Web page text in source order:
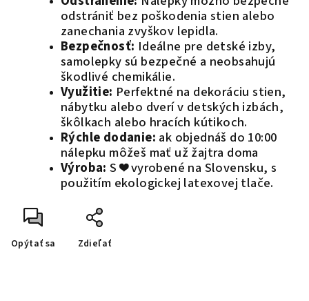
odstrániť bez poškodenia stien alebo
zanechania zvyškov lepidla.
Bezpečnosť: Ideálne pre detské izby,
samolepky sú bezpečné a neobsahujú
škodlivé chemikálie.
Využitie: Perfektné na dekoráciu stien,
nábytku alebo dverí v detských izbách,
škôlkach alebo hracích kútikoch.
Rýchle dodanie: ak objednáš do 10:00
nálepku môžeš mať už žajtra doma
Výroba: S ❤️ vyrobené na Slovensku, s
použitím ekologickej latexovej tlače.
Opýtať sa Zdieľať